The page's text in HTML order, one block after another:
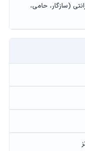
گارانتی (سازگار، حامی،